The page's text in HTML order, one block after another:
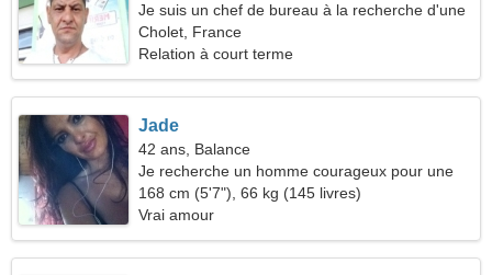
Je suis un chef de bureau à la recherche d'une
femme drôle
Cholet, France
Relation à court terme
Jade
42 ans, Balance
Je recherche un homme courageux pour une
randonnée
168 cm (5'7"), 66 kg (145 livres)
Vrai amour